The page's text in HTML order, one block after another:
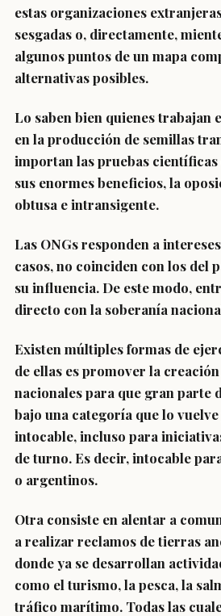
estas organizaciones
sesgadas o, directamente,
algunos puntos de un mapa
alternativas posibles.
Lo saben bien quienes trabajan
en la producción de semillas
importan las pruebas científicas
sus enormes beneficios, la
obtusa e intransigente.
Las ONGs responden a
casos, no coinciden con los del
su influencia. De este modo,
directo con la soberanía
Existen múltiples formas de
de ellas es promover la
nacionales para que gran parte
bajo una categoría que lo
intocable, incluso para
de turno. Es decir, intocable
o argentinos.
Otra consiste en alentar a
a realizar reclamos de tierras
donde ya se desarrollan
como el turismo, la pesca, la
tráfico marítimo. Todas las